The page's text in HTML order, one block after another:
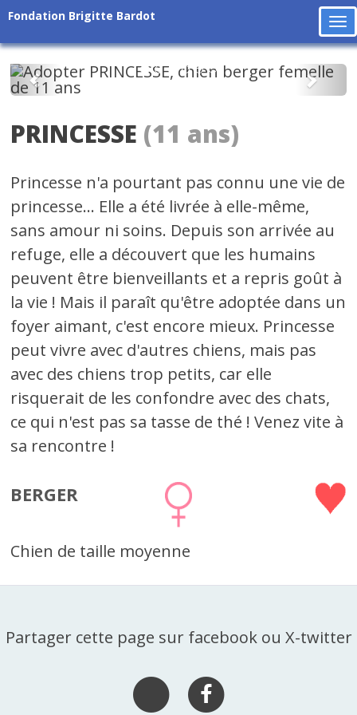
Fondation Brigitte Bardot
Précédent
PRINCESSE (11 ans)
Princesse n'a pourtant pas connu une vie de
princesse... Elle a été livrée à elle-même,
sans amour ni soins. Depuis son arrivée au
refuge, elle a découvert que les humains
peuvent être bienveillants et a repris goût à
la vie ! Mais il paraît qu'être adoptée dans un
foyer aimant, c'est encore mieux. Princesse
peut vivre avec d'autres chiens, mais pas
avec des chiens trop petits, car elle
risquerait de les confondre avec des chats,
ce qui n'est pas sa tasse de thé ! Venez vite à
sa rencontre !
BERGER
Chien de taille moyenne
Partager cette page sur facebook ou X-twitter